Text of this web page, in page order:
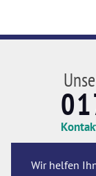
Wir helfen